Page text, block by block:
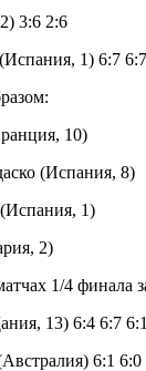
3:6 2:6
1) 6:7 6:7
10)
(Испания, 8)
1)
2)
1/4 финала
13) 6:4 6:7 6:1
6:1 6:0